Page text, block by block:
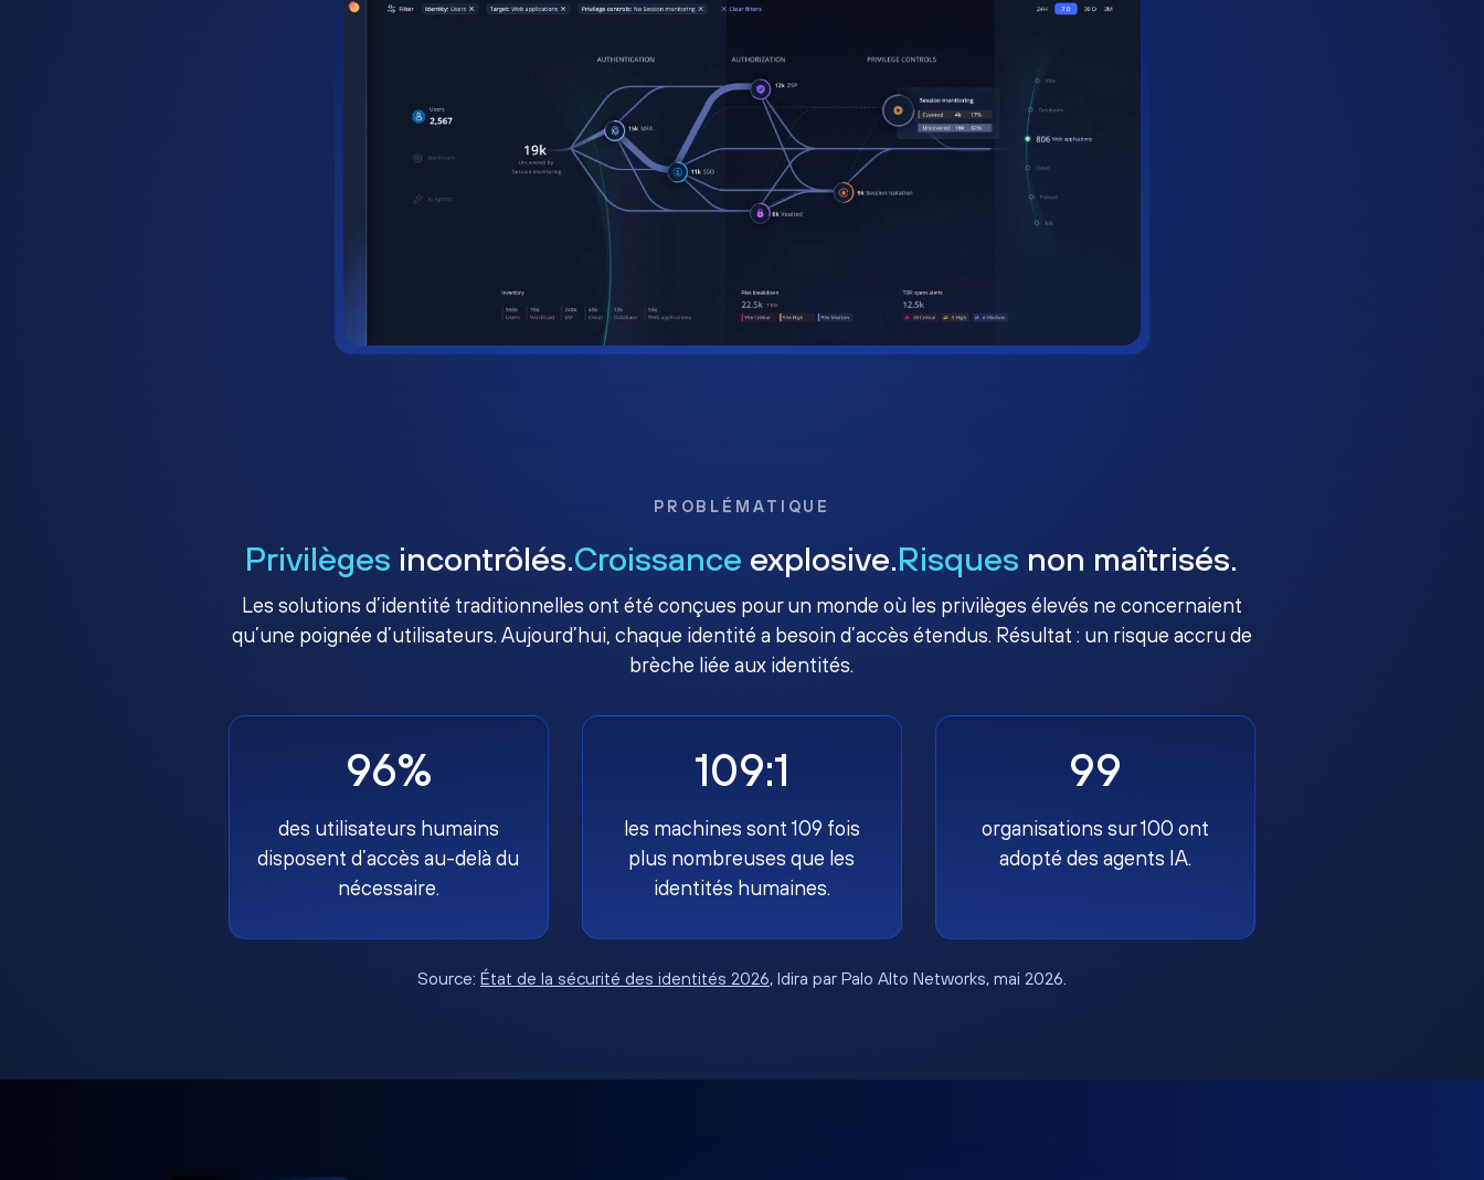
PROBLÉMATIQUE
Privilèges incontrôlés.Croissance explosive.Risques non maîtrisés.
Les solutions d’identité traditionnelles ont été conçues pour un monde où les privilèges élevés ne concernaient
qu’une poignée d’utilisateurs. Aujourd’hui, chaque identité a besoin d’accès étendus. Résultat : un risque accru de
brèche liée aux identités.
96%
des utilisateurs humains
disposent d’accès au-delà du
nécessaire.
109:1
les machines sont 109 fois
plus nombreuses que les
identités humaines.
99
organisations sur 100 ont
adopté des agents IA.
Source: État de la sécurité des identités 2026, Idira par Palo Alto Networks, mai 2026.